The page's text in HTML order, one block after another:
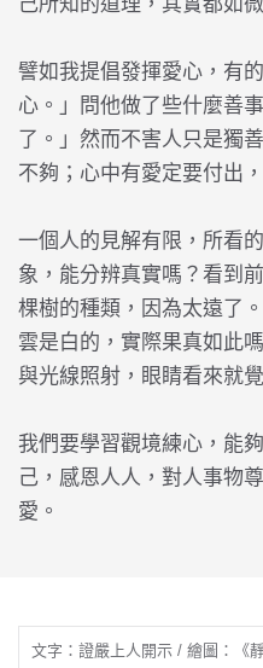
譬如我提倡發揮愛心，有
心。」問他做了些什麼善
了。」然而不害人只是獨
不夠；心中有愛定要付出
一個人的見解有限，所看
象，能分辨真實嗎？看到
棵樹的種類，因為太遠了
雲是白的，實際果真如此
與光線照射，眼睛看來就
我們要學習觀境練心，能
己，感恩人人，對人事物
愛。
文字：證嚴上人開示 / 繪圖：《